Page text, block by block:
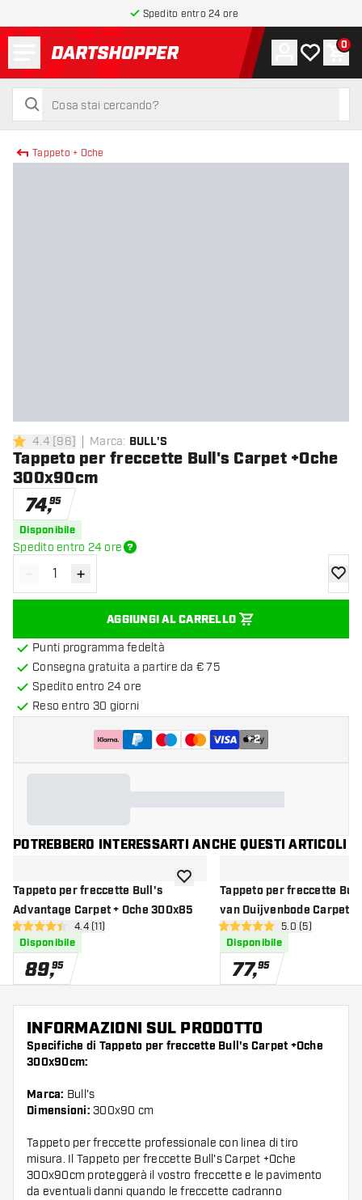
Spedito entro 24 ore
torna alla home page
cerca
cerca
Account
La mia0
Tappeto + Oche
4.4 stelle di valutazione
4.4 [96] Marca: BULL'S
Tappeto per freccette Bull's Carpet +Oche
300x90cm
74,95
Disponibile
Spedito entro 24 ore
Diminuisci quantità
- Aumenta quantità
+
AGGIUNGI AL CARRELLO
Punti programma fedeltà
Consegna gratuita a partire da € 75
Spedito entro 24 ore
Reso entro 30 giorni
+2
POTREBBERO INTERESSARTI ANCHE QUESTI ARTICOLI
Tappeto per freccette Bull's
Advantage Carpet + Oche 300x85
apri pannello recensioni
4.4 stelle di valutazione
4.4 (11)
Disponibile
89,95
aggiungi alla lista dei desideri
Tappeto per freccette
van Duijvenbode Carpet
Oche 300x60cm
apri pannello
5 stelle di valutazione
5.0 (5)
Disponibile
77,95
INFORMAZIONI SUL PRODOTTO
Specifiche di Tappeto per freccette Bull's Carpet +Oche
300x90cm:
Marca: Bull's
Dimensioni: 300x90 cm
Tappeto per freccette professionale con linea di tiro
misura. Il Tappeto per freccette Bull's Carpet +Oche
300x90cm proteggerà il vostro freccette e le pavimento
da eventuali danni quando le freccette cadranno